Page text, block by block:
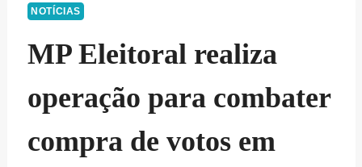
NOTÍCIAS
MP Eleitoral realiza
operação para combater
compra de votos em